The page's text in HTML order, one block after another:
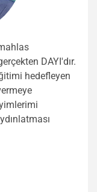
DAYI'dır.
hedefleyen